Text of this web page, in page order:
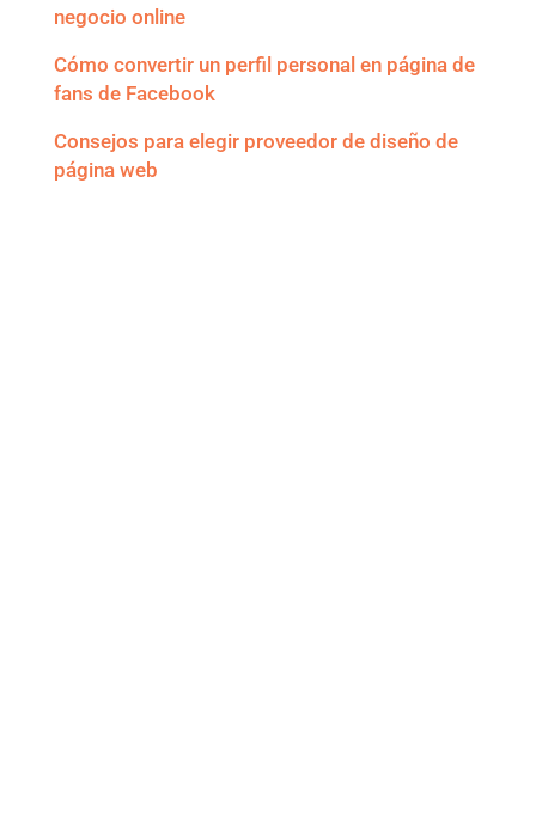
negocio online
Cómo convertir un perfil personal en página de
fans de Facebook
Consejos para elegir proveedor de diseño de
página web